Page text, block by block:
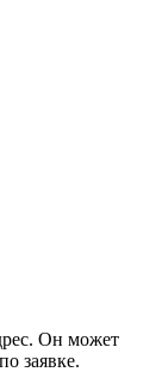
Он может
заявке.